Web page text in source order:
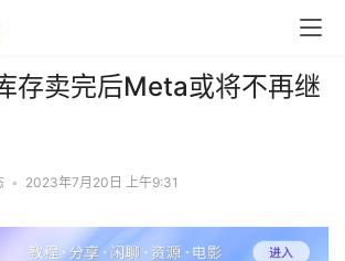
存卖完后Meta或将不再继
• 2023年7月20日 上午9:31